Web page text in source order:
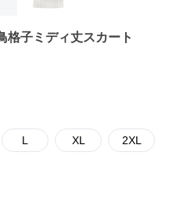
格子ミディ丈スカート
L XL 2XL